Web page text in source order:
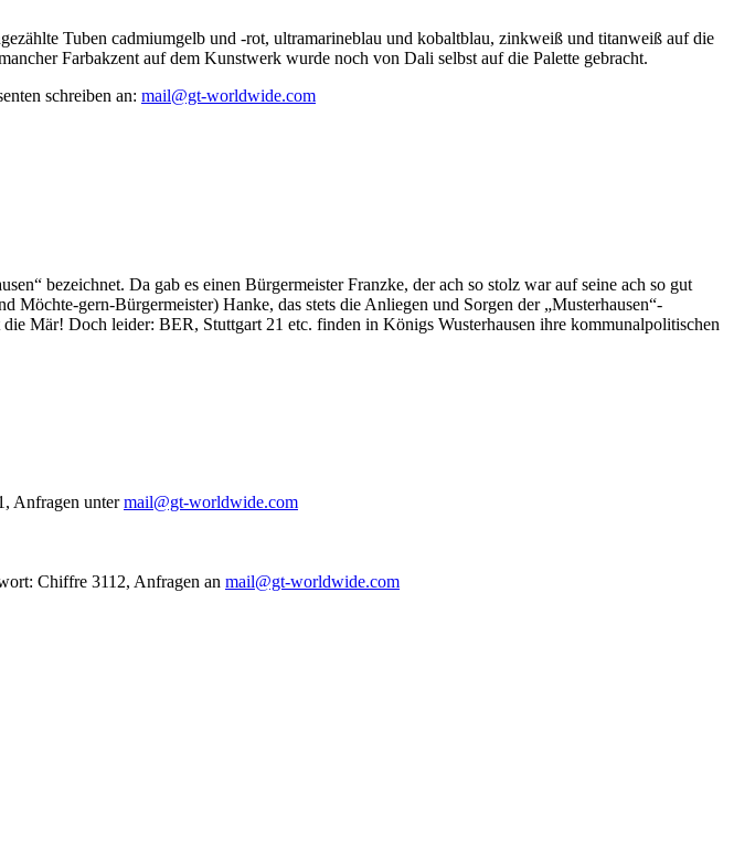
Tuben cadmiumgelb und -rot, ultramarineblau und kobaltblau, zinkweiß und titanweiß auf die
Farbakzent auf dem Kunstwerk wurde noch von Dali selbst auf die Palette gebracht.
schreiben an: mail@gt-worldwide.com
bezeichnet. Da gab es einen Bürgermeister Franzke, der ach so stolz war auf seine ach so gut
gern-Bürgermeister) Hanke, das stets die Anliegen und Sorgen der „Musterhausen“-
Mär! Doch leider: BER, Stuttgart 21 etc. finden in Königs Wusterhausen ihre kommunalpolitischen
Anfragen untermail@gt-worldwide.com
Chiffre 3112, Anfragen an mail@gt-worldwide.com